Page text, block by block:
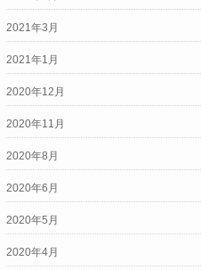
2021年3月
2021年1月
2020年12月
2020年11月
2020年8月
2020年6月
2020年5月
2020年4月